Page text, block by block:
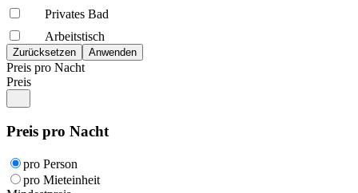
Privates Bad
Arbeitstisch
Preis pro Nacht
Preis
Preis pro Nacht
pro Person
pro Mieteinheit